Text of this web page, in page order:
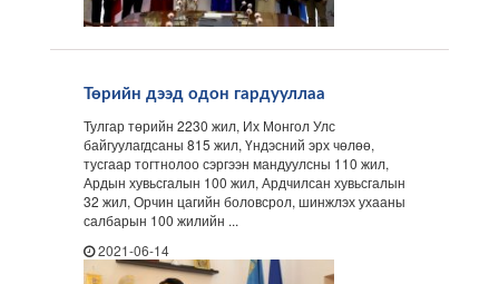
Төрийн дээд одон гардууллаа
Тулгар төрийн 2230 жил, Их Монгол Улс
байгуулагдсаны 815 жил, Үндэсний эрх чөлөө,
тусгаар тогтнолоо сэргээн мандуулсны 110 жил,
Ардын хувьсгалын 100 жил, Ардчилсан хувьсгалын
32 жил, Орчин цагийн боловсрол, шинжлэх ухааны
салбарын 100 жилийн ...
2021-06-14